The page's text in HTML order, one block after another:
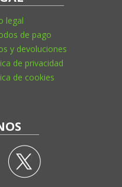
legal
de pago
y devoluciones
de privacidad
de cookies